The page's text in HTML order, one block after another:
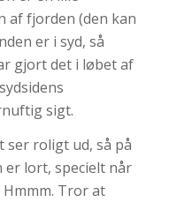
af fjorden (den kan
er i syd, så
gjort det i løbet af
sigt.
ser roligt ud, så på
er lort, specielt når
Tror at